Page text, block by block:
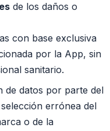
de los daños o
con base exclusiva
por la App, sin
sanitario.
de datos por parte del
errónea del
o de la